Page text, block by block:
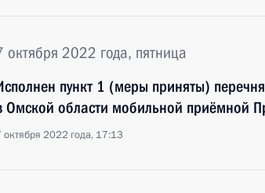
октября 2022 года, пятница
пункт 1 (меры приняты)
Омской области мобильной приёмной
октября 2022 года, 17:13